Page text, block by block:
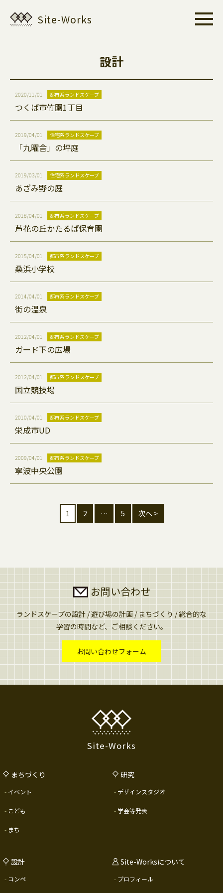
Site-Works
設計
2020/11/01 都市系ランドスケープ
つくば市竹園1丁目
2019/04/01 住宅系ランドスケープ
「九曜舎」の坪庭
2019/03/01 住宅系ランドスケープ
あざみ野の庭
2018/04/01 都市系ランドスケープ
芦花の丘かたるぱ保育園
2015/04/01 都市系ランドスケープ
桑浜小学校
2014/04/01 都市系ランドスケープ
街の温泉
2012/04/01 都市系ランドスケープ
ガード下の広場
2012/04/01 都市系ランドスケープ
国立競技場
2010/04/01 都市系ランドスケープ
栄成市UD
2009/04/01 都市系ランドスケープ
寧波中央公園
1 2 … 5 次へ >
お問い合わせ
ランドスケープの設計 / 遊び場の計画 / まちづくり / 総合的な
学習の時間など、ご相談ください。
お問い合わせフォーム
Site-Works
まちづくり
イベント
こども
まち
研究
デザインスタジオ
学会等発表
設計
コンペ
Site-Worksについて
プロフィール